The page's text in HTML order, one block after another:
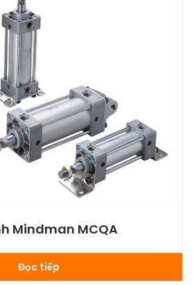
Mindman MCQA
Đọc tiếp